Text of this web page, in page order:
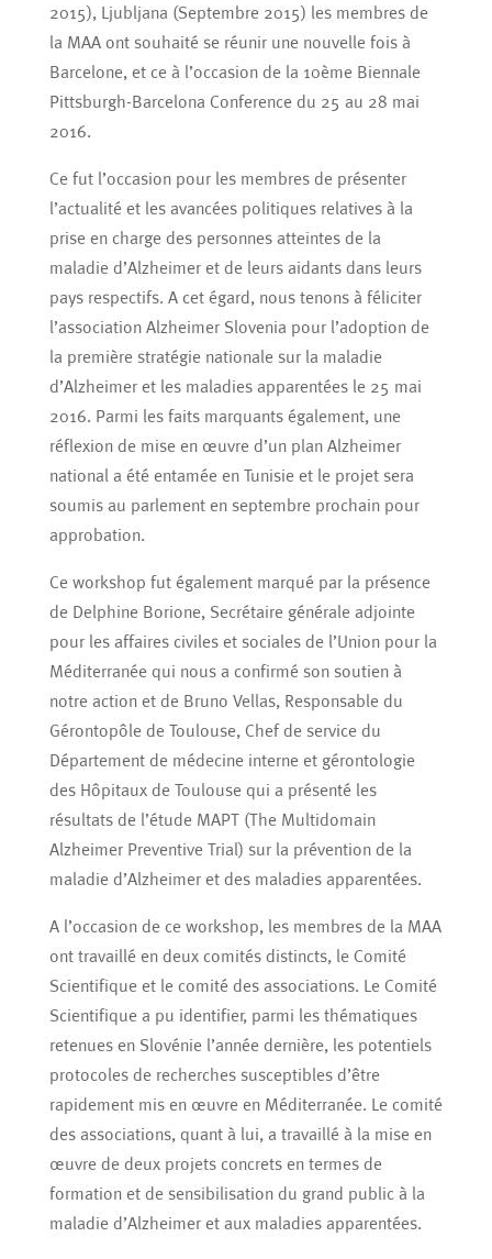
2015), Ljubljana (Septembre 2015) les membres de
la MAA ont souhaité se réunir une nouvelle fois à
Barcelone, et ce à l’occasion de la 10ème Biennale
Pittsburgh-Barcelona Conference du 25 au 28 mai
2016.
Ce fut l’occasion pour les membres de présenter
l’actualité et les avancées politiques relatives à la
prise en charge des personnes atteintes de la
maladie d’Alzheimer et de leurs aidants dans leurs
pays respectifs. A cet égard, nous tenons à féliciter
l’association Alzheimer Slovenia pour l’adoption de
la première stratégie nationale sur la maladie
d’Alzheimer et les maladies apparentées le 25 mai
2016. Parmi les faits marquants également, une
réflexion de mise en œuvre d’un plan Alzheimer
national a été entamée en Tunisie et le projet sera
soumis au parlement en septembre prochain pour
approbation.
Ce workshop fut également marqué par la présence
de Delphine Borione, Secrétaire générale adjointe
pour les affaires civiles et sociales de l’Union pour la
Méditerranée qui nous a confirmé son soutien à
notre action et de Bruno Vellas, Responsable du
Gérontopôle de Toulouse, Chef de service du
Département de médecine interne et gérontologie
des Hôpitaux de Toulouse qui a présenté les
résultats de l’étude MAPT (The Multidomain
Alzheimer Preventive Trial) sur la prévention de la
maladie d’Alzheimer et des maladies apparentées.
A l’occasion de ce workshop, les membres de la MAA
ont travaillé en deux comités distincts, le Comité
Scientifique et le comité des associations. Le Comité
Scientifique a pu identifier, parmi les thématiques
retenues en Slovénie l’année dernière, les potentiels
protocoles de recherches susceptibles d’être
rapidement mis en œuvre en Méditerranée. Le comité
des associations, quant à lui, a travaillé à la mise en
œuvre de deux projets concrets en termes de
formation et de sensibilisation du grand public à la
maladie d’Alzheimer et aux maladies apparentées.